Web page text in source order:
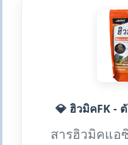
💎 ฮิวมิคFK -
สารฮิวมิคแอ